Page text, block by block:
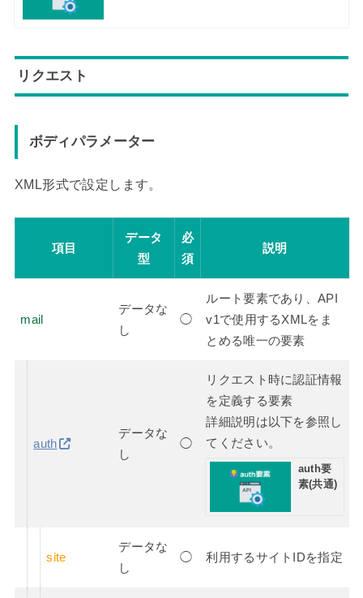
リクエスト
ボディパラメーター
XML形式で設定します。
項目
データ
型
必
須
説明
mail
データな
し
◯
ルート要素であり、API
v1で使用するXMLをま
とめる唯一の要素
auth
データな
し
◯
リクエスト時に認証情報
を定義する要素
詳細説明は以下を参照し
てください。
auth要
素(共通)
site
データな
し
◯ 利用するサイトIDを指定